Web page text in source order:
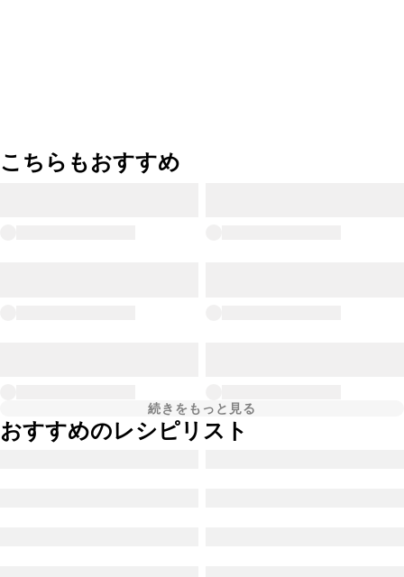
こちらもおすすめ
続きをもっと見る
おすすめのレシピリスト